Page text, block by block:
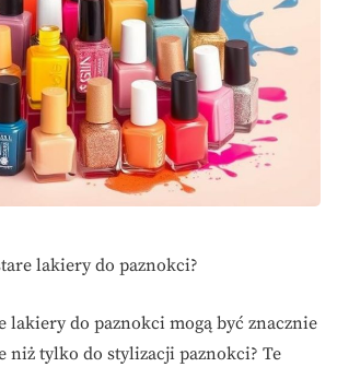
lakiery do paznokci?
lakiery do paznokci mogą być znacznie
niż tylko do stylizacji paznokci? Te